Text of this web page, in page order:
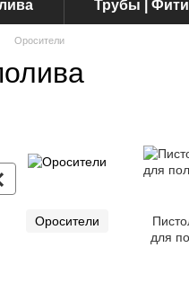
Трубы |
Оросители
Оросители
для